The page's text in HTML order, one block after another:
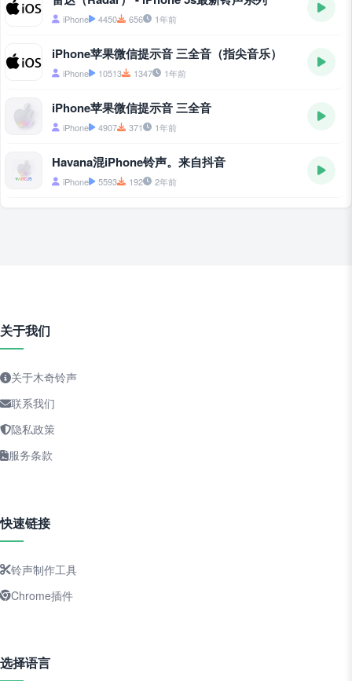
iPhone 4450 656 1年前
iPhone苹果微信提示音 三全音（指尖音乐）
iPhone 10513 1347 1年前
iPhone苹果微信提示音 三全音
iPhone 4907 371 1年前
Havana混iPhone铃声。来自抖音
iPhone 5593 192 2年前
关于我们
关于木奇铃声
联系我们
隐私政策
服务条款
快速链接
铃声制作工具
Chrome插件
选择语言